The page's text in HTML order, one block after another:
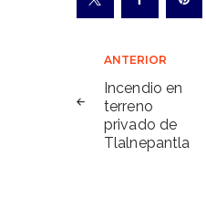
Navegación
de
entradas
ANTERIOR
Incendio en
terreno
privado de
Tlalnepantla